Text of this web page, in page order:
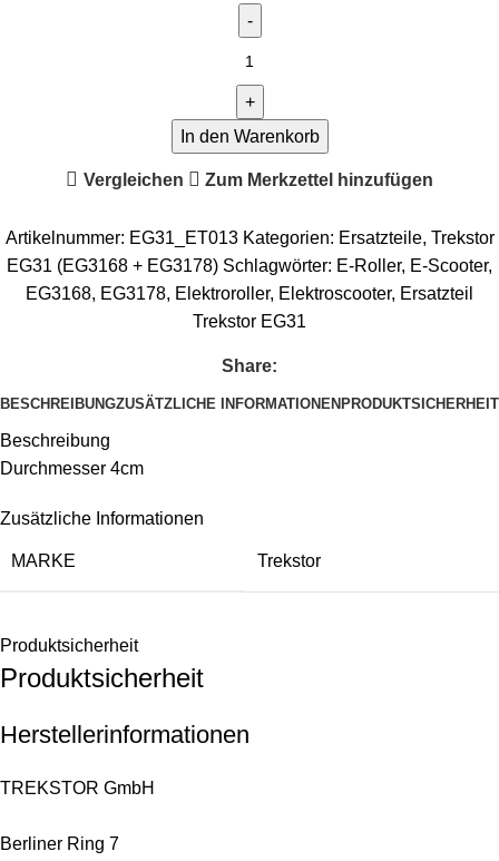
In den Warenkorb
Vergleichen Zum Merkzettel hinzufügen
Artikelnummer: EG31_ET013 Kategorien: Ersatzteile, Trekstor
EG31 (EG3168 + EG3178) Schlagwörter: E-Roller, E-Scooter,
EG3168, EG3178, Elektroroller, Elektroscooter, Ersatzteil
Trekstor EG31
Share:
BESCHREIBUNGZUSÄTZLICHE INFORMATIONEN PRODUKTSICHERHEIT
Beschreibung
Durchmesser 4cm
Zusätzliche Informationen
MARKE Trekstor
Produktsicherheit
Produktsicherheit
Herstellerinformationen
TREKSTOR GmbH
Berliner Ring 7